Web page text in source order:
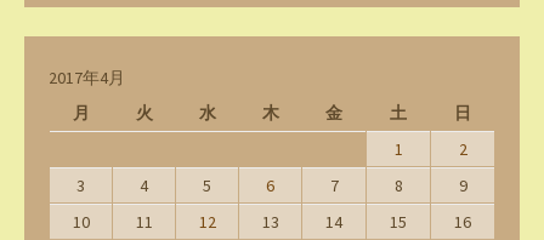
2017年4月
月
火 水 木 金 土 日
1
2
3
4 5 6 7 8
9
10
11 12 13 14 15
16